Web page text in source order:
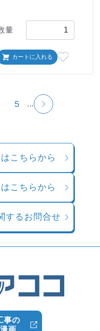
量
カートに入れる
5 ...
こちらから
こちらから
するお問合せ
事の
画